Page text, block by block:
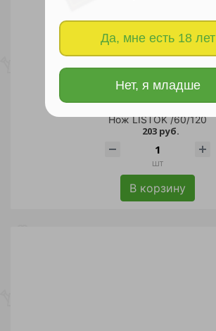
Да, мне есть 18 лет
Нет, я младше
Нож LISTOK /60/120
203 руб.
шт
В корзину